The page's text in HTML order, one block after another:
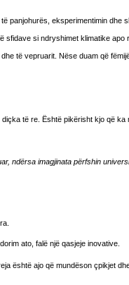
panjohurës, eksperimentimin dhe
si ndryshimet klimatike apo
të vepruarit. Nëse duam që
të re. Është pikërisht kjo që
ndërsa imagjinata përfshin
ato, falë një qasjeje inovative.
është ajo që mundëson çpikjet